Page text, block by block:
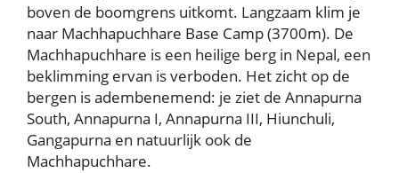
boven de boomgrens uitkomt. Langzaam klim je
naar Machhapuchhare Base Camp (3700m). De
Machhapuchhare is een heilige berg in Nepal, een
beklimming ervan is verboden. Het zicht op de
bergen is adembenemend: je ziet de Annapurna
South, Annapurna I, Annapurna III, Hiunchuli,
Gangapurna en natuurlijk ook de
Machhapuchhare.